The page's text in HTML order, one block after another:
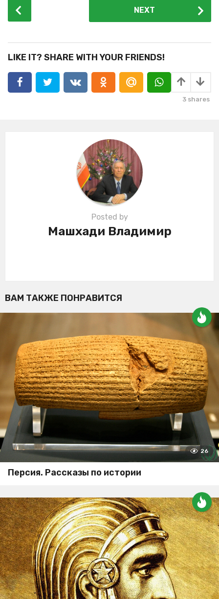
o
P
i
NEXT
LIKE IT? SHARE WITH YOUR FRIENDS!
3 shares
Posted by
Машхади Владимир
ВАМ ТАКЖЕ ПОНРАВИТСЯ
26
Персия. Рассказы по истории